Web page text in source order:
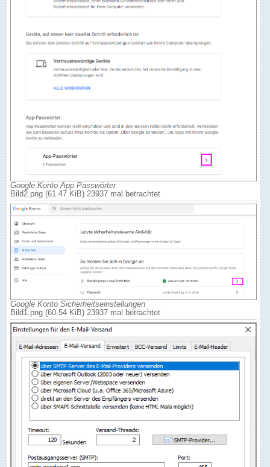
Google Konto App Passwörter
Bild2.png (61.47 KiB) 23937 mal betrachtet
Google Konto Sicherheitseinstellungen
Bild1.png (60.54 KiB) 23937 mal betrachtet